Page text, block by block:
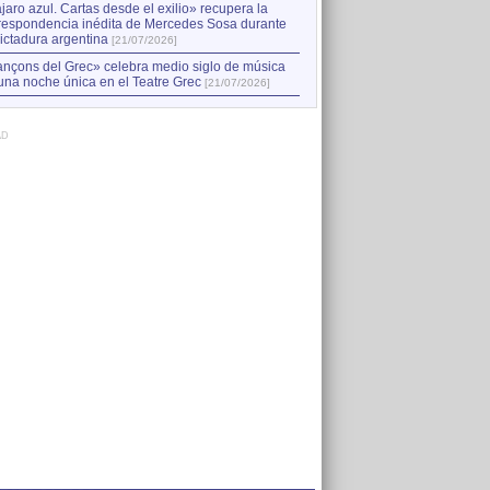
azul. Cartas desde el exilio» recupera la
inédita de Mercedes Sosa durante
argentina [21/07/2026]
del Grec» celebra medio siglo de música
noche única en el Teatre Grec [21/07/2026]